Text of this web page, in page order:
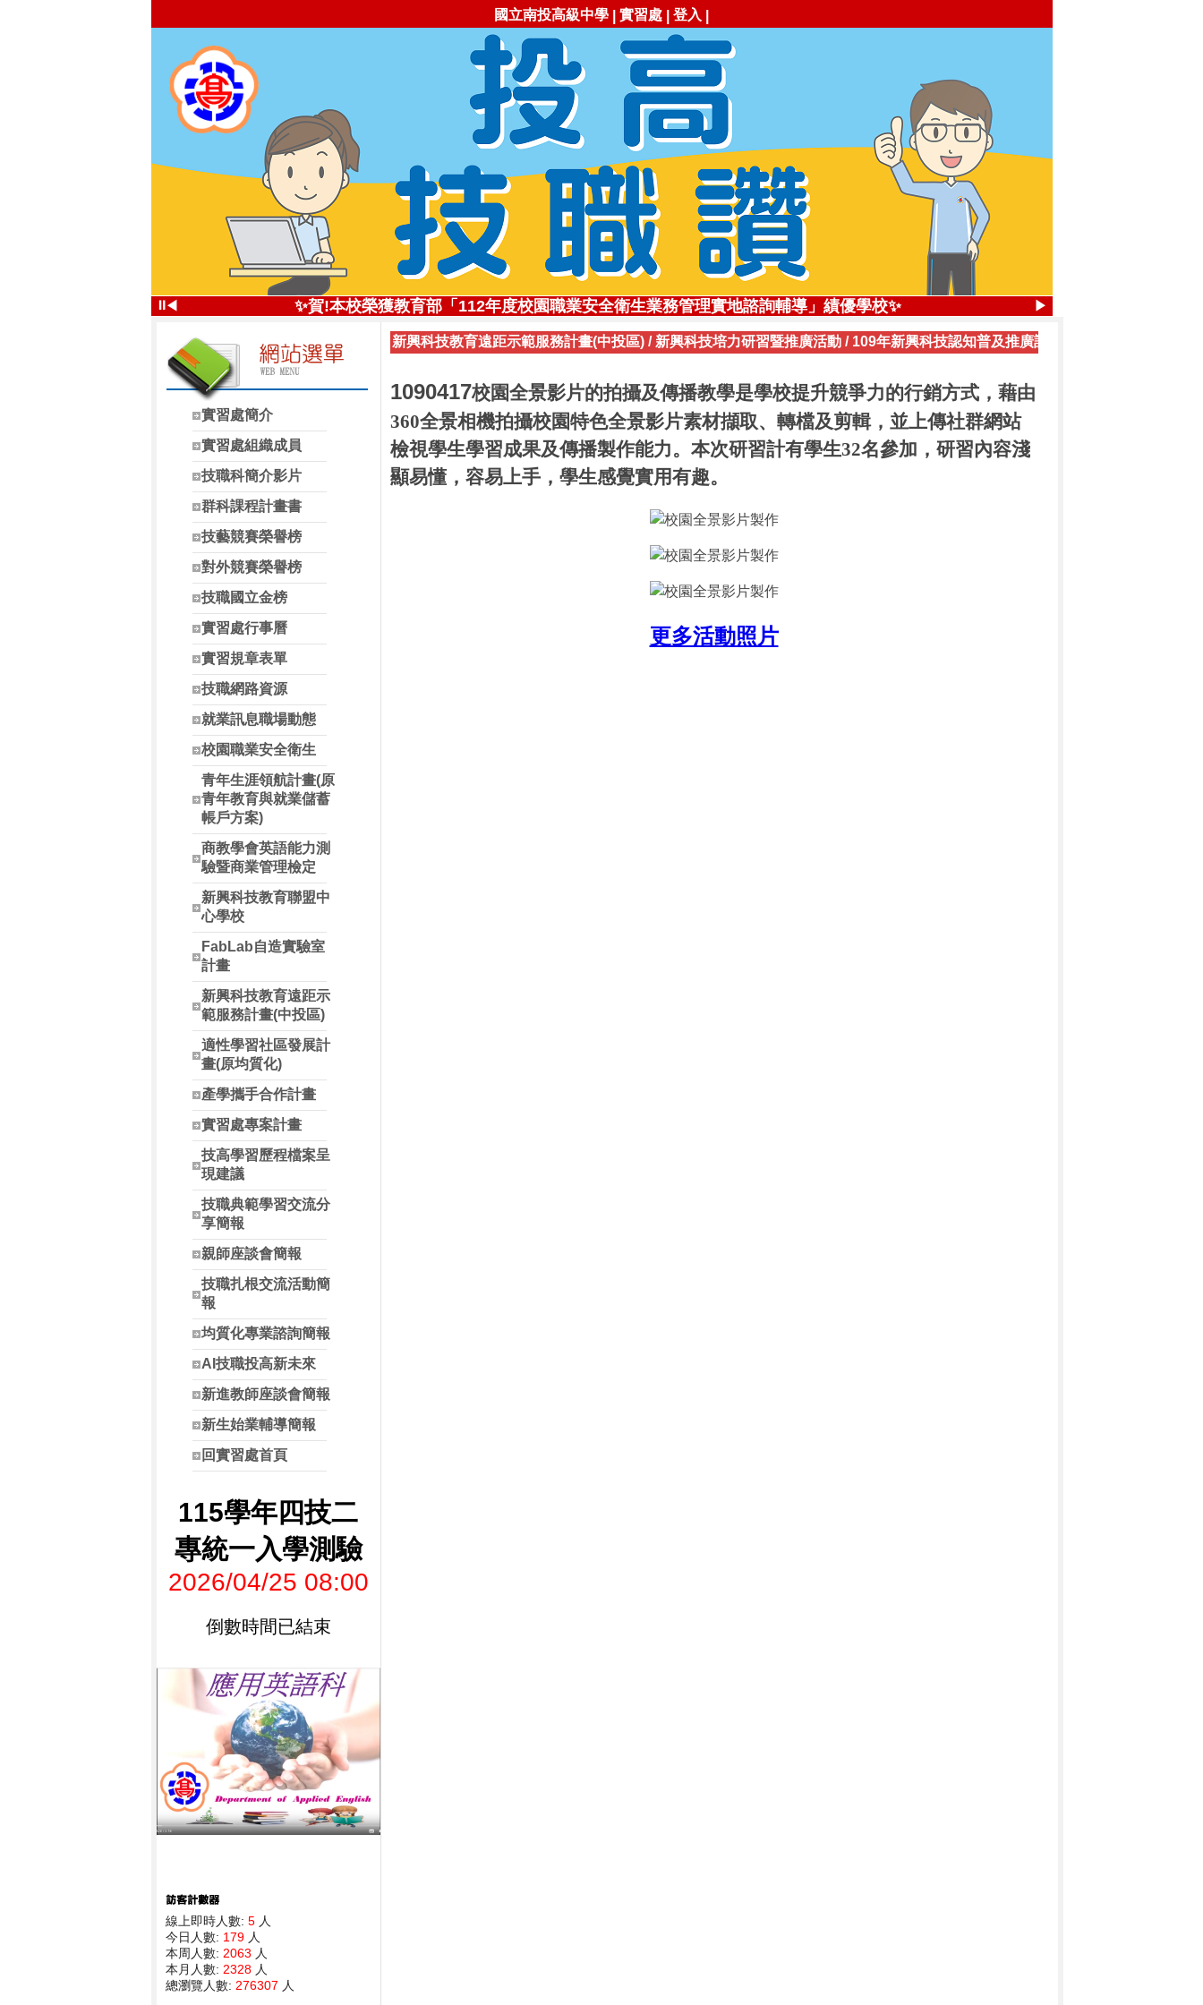
國立南投高級中學 實習處 登入
⏸◀
✨投高技職尚勇!✨113學年全國工商業類科技藝競賽，勇奪1座金手獎，4座優勝獎
✨賀!本校榮獲教育部「112年度校園職業安全衛生業務管理實地諮詢輔導」績優學校✨
投高技職讚!113年南投高中職業類科錄取國立大專院校比率高達71.84%
✨五星好評 投高技職✨112學年全國工商業類科技藝競賽，勇奪3座金手獎，2座優勝獎
自造實驗室受邀参加勞動部2020創客嘉年華展
南投縣高中職校長參訪本校電商科新興科技無人智慧商店
▶
實習處簡介
實習處組織成員
技職科簡介影片
群科課程計畫書
技藝競賽榮譽榜
對外競賽榮譽榜
技職國立金榜
實習處行事曆
實習規章表單
技職網路資源
就業訊息職場動態
校園職業安全衛生
青年生涯領航計畫(原
青年教育與就業儲蓄
帳戶方案)
商教學會英語能力測
驗暨商業管理檢定
新興科技教育聯盟中
心學校
FabLab自造實驗室
計畫
新興科技教育遠距示
範服務計畫(中投區)
適性學習社區發展計
畫(原均質化)
產學攜手合作計畫
實習處專案計畫
技高學習歷程檔案呈
現建議
技職典範學習交流分
享簡報
親師座談會簡報
技職扎根交流活動簡
報
均質化專業諮詢簡報
AI技職投高新未來
新進教師座談會簡報
新生始業輔導簡報
回實習處首頁
115學年四技二
專統一入學測驗
2026/04/25 08:00
倒數時間已結束
線上即時人數: 5人
今日人數: 179人
本周人數: 2063 人
本月人數: 2328人
總瀏覽人數: 276307 人
新興科技教育遠距示範服務計畫(中投區)/ 新興科技培力研習暨推廣活動/ 109年新興科技認知普及推廣計畫計畫研習活動成果(更
1090417校園全景影片的拍攝及傳播教學是學校提升競爭力的行銷方式，藉由
360全景相機拍攝校園特色全景影片素材擷取、轉檔及剪輯，並上傳社群網站
檢視學生學習成果及傳播製作能力。本次研習計有學生32名參加，研習內容淺
顯易懂，容易上手，學生感覺實用有趣。
更多活動照片